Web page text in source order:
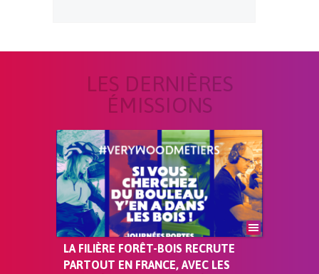
LES DERNIÈRES
ÉMISSIONS
LA FILIÈRE FORÊT-BOIS RECRUTE
PARTOUT EN FRANCE, AVEC LES